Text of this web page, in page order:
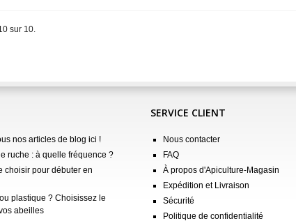
sur 10.
nos articles de blog ici !
ruche : à quelle fréquence ?
choisir pour débuter en
plastique ? Choisissez le
abeilles
SERVICE CLIENT
Nous contacter
FAQ
À propos d'Apiculture-Magasin
Expédition et Livraison
Sécurité
Politique de confidentialité